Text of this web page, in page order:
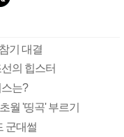
기 대결
의 힙스터
는?
월 '띵곡' 부르기
군대썰